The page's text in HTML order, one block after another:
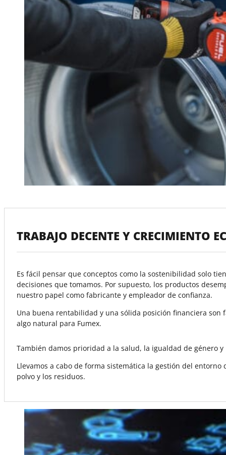
TRABAJO DECENTE Y CRECIMIENTO
Es fácil pensar que conceptos como la sostenibilidad solo
decisiones que tomamos. Por supuesto, los productos
nuestro papel como fabricante y empleador de confianza.
Una buena rentabilidad y una sólida posición financiera
algo natural para Fumex.
También damos prioridad a la salud, la igualdad de género
Llevamos a cabo de forma sistemática la gestión del
polvo y los residuos.